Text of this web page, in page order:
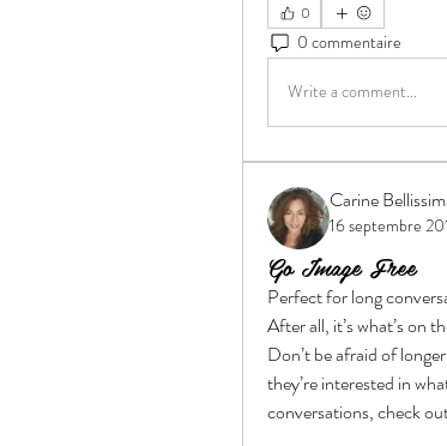
0
0 commentaire
Write a comment...
Carine
16 septembre
Go Image Free
Perfect for long
After all, it’s what’s on
Don’t be afraid of
they’re interested in
conversations, check